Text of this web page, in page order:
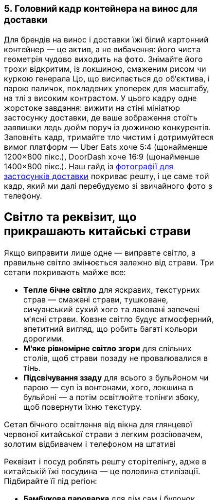
5. Головний кадр контейнера на винос для
доставки
Для брендів на винос і доставки їжі білий картонний
контейнер — це актив, а не вибачення: його чиста
геометрія чудово виходить на фото. Знімайте його
трохи відкритим, із локшиною, смаженим рисом чи
куркою генерала Цо, що висипається до об'єктива, і
парою паличок, покладених упоперек для масштабу,
на тлі з високим контрастом. У цього кадру одне
жорстоке завдання: вижити на стіні мініатюр
застосунку доставки, де ваше зображення стоїть
заввишки ледь дюйм поруч із дюжиною конкурентів.
Заповніть кадр, тримайте тло чистим і дотримуйтеся
вимог платформ — Uber Eats хоче 5:4 (щонайменше
1200×800 пікс.), DoorDash хоче 16:9 (щонайменше
1400×800 пікс.). Наш гайд із фотографії для
застосунків доставки покриває решту, і це саме той
кадр, який ми далі перебудуємо зі звичайного фото з
телефону.
Світло та реквізит, що
прикрашають китайські страви
Якщо виправити лише одне — виправте світло, а
правильне світло змінюється залежно від страви. Три
сетапи покривають майже все:
Тепле бічне світло для яскравих, текстурних
страв — смажені страви, тушковане,
сичуанський сухий хого та лаковані запечені
м'ясні страви. Ковзне світло будує атмосферний,
апетитний вигляд, що робить багаті кольори
дорогими.
М'яке рівномірне світло згори для спільних
столів, щоб страви позаду не провалювалися в
тінь.
Підсвічування ззаду для всього з бульйоном чи
парою — суп із вонтонами, хого, локшина в
бульйоні — а потім освітлюйте топінги збоку,
щоб повернути їхню текстуру.
Сетап бічного освітлення від вікна для глянцевої
червоної китайської страви з легким розсіювачем,
золотим відбивачем і телефоном на штативі
Реквізит і посуд роблять решту сторітелінгу, адже в
китайській їжі посудина — це половина стилізації.
Підбирайте її під регіон: